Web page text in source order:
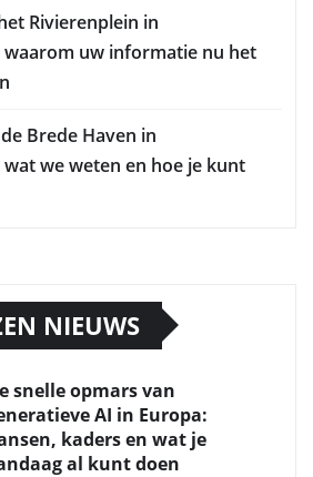
Rivierenplein in
waarom uw informatie nu het
Brede Haven in
wat we weten en hoe je kunt
NIEUWS
snelle opmars van
AI in Europa:
kaders en wat je
al kunt doen